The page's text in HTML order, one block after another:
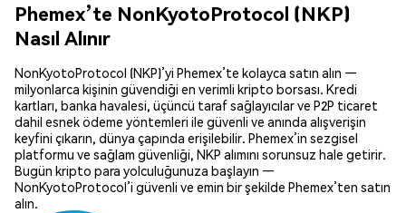
Phemex’te NonKyotoProtocol (NKP)
Nasıl Alınır
NonKyotoProtocol (NKP)’yi Phemex’te kolayca satın alın —
milyonlarca kişinin güvendiği en verimli kripto borsası. Kredi
kartları, banka havalesi, üçüncü taraf sağlayıcılar ve P2P ticaret
dahil esnek ödeme yöntemleri ile güvenli ve anında alışverişin
keyfini çıkarın, dünya çapında erişilebilir. Phemex’in sezgisel
platformu ve sağlam güvenliği, NKP alımını sorunsuz hale getirir.
Bugün kripto para yolculuğunuza başlayın —
NonKyotoProtocol’i güvenli ve emin bir şekilde Phemex’ten satın
alın.